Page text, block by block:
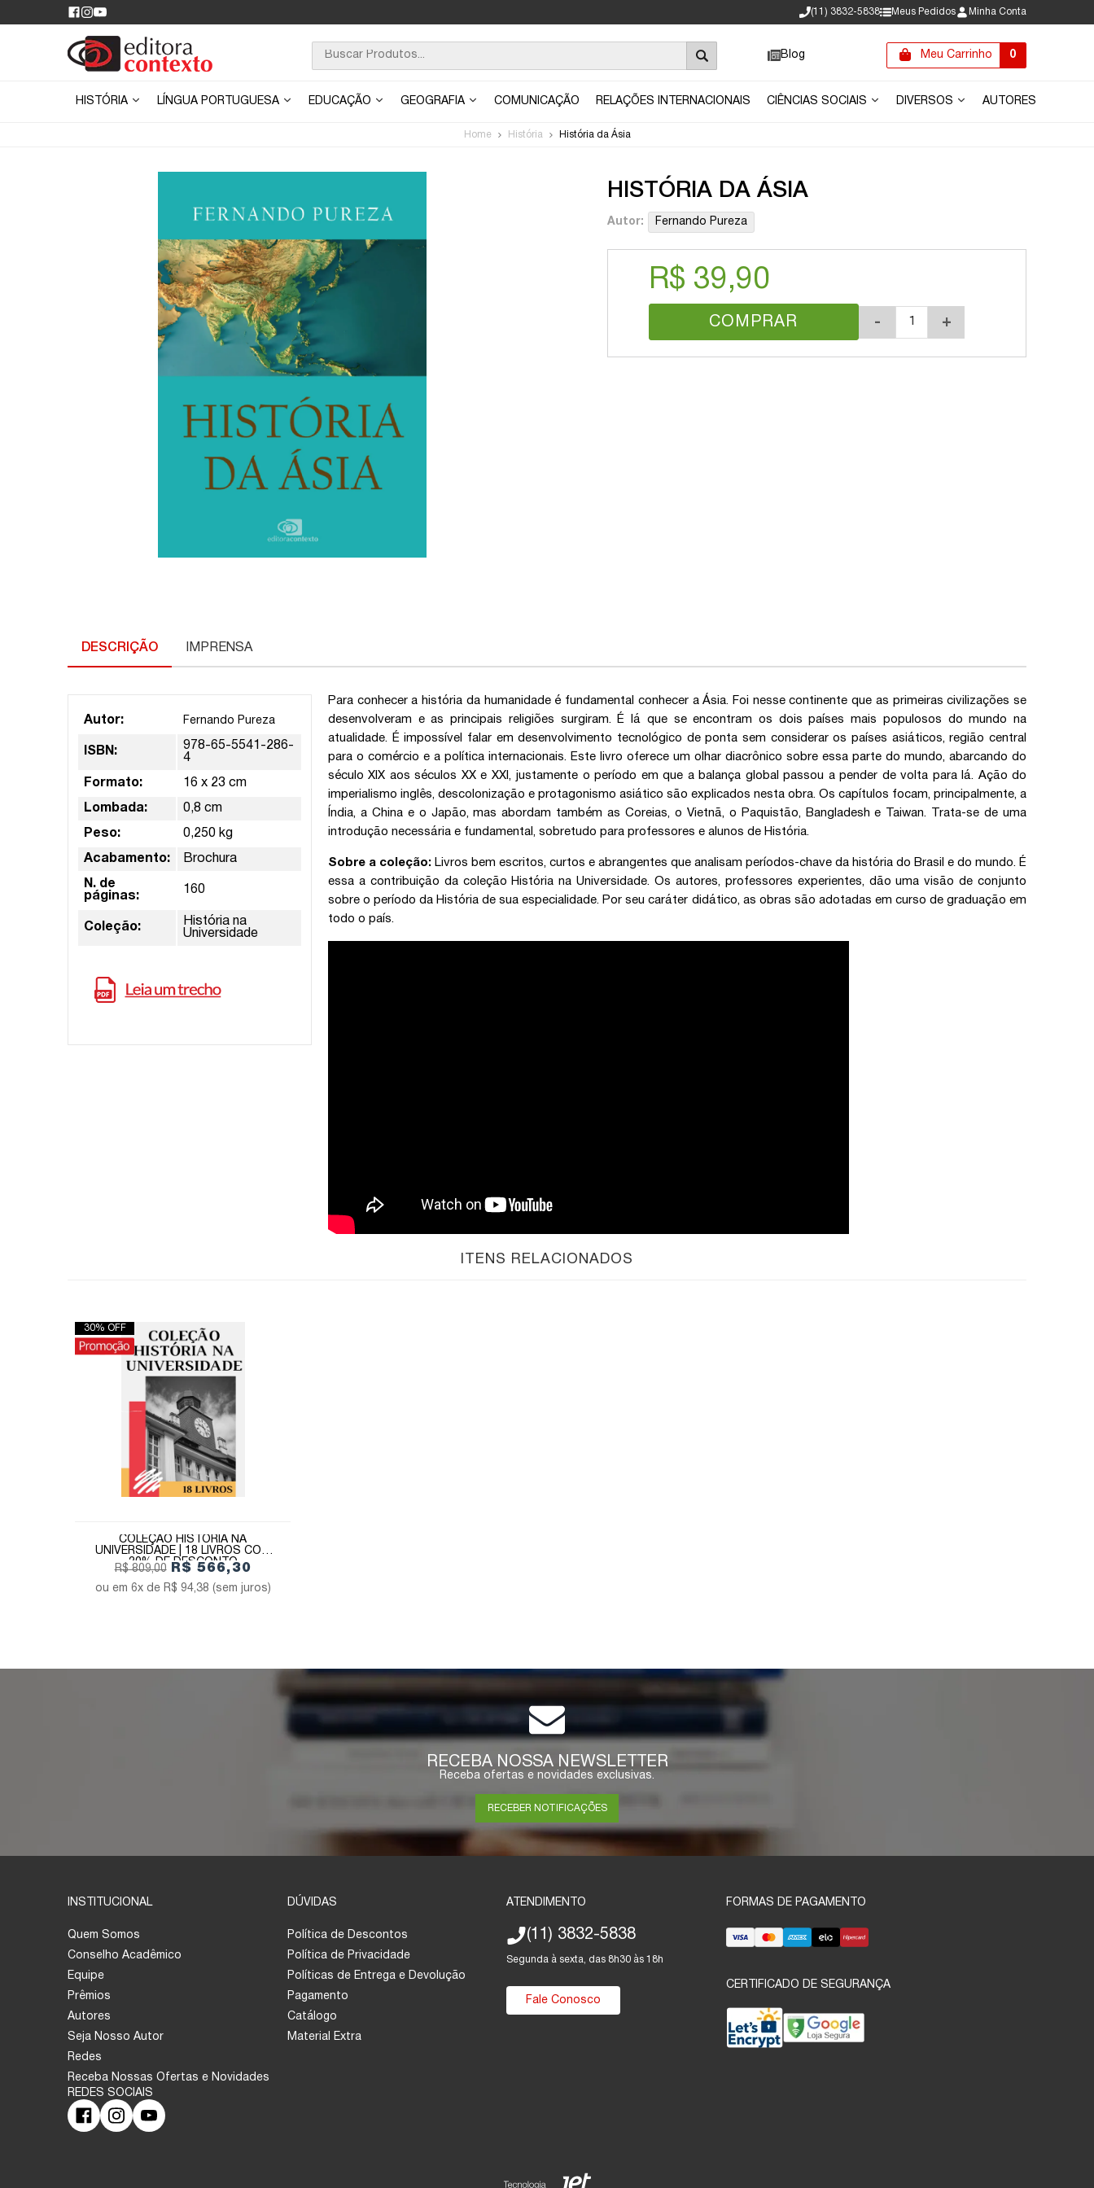
(11) 3832-5838 Meus Pedidos Minha Conta
Blog Meu Carrinho 0
HISTÓRIA LÍNGUA PORTUGUESA EDUCAÇÃO GEOGRAFIA COMUNICAÇÃO RELAÇÕES INTERNACIONAIS CIÊNCIAS SOCIAIS DIVERSOS AUTORES
Home História História da Ásia
HISTÓRIA DA ÁSIA
Autor: Fernando Pureza
R$ 39,90
COMPRAR - +
DESCRIÇÃO IMPRENSA
Autor: Fernando Pureza
ISBN:
978-65-5541-286-
4
Formato: 16 x 23 cm
Lombada: 0,8 cm
Peso: 0,250 kg
Acabamento: Brochura
N. de
páginas:
160
Coleção:
História na
Universidade
Para conhecer a história da humanidade é fundamental conhecer a Ásia. Foi nesse continente que as primeiras civilizações se
desenvolveram e as principais religiões surgiram. É lá que se encontram os dois países mais populosos do mundo na
atualidade. É impossível falar em desenvolvimento tecnológico de ponta sem considerar os países asiáticos, região central
para o comércio e a política internacionais. Este livro oferece um olhar diacrônico sobre essa parte do mundo, abarcando do
século XIX aos séculos XX e XXI, justamente o período em que a balança global passou a pender de volta para lá. Ação do
imperialismo inglês, descolonização e protagonismo asiático são explicados nesta obra. Os capítulos focam, principalmente, a
Índia, a China e o Japão, mas abordam também as Coreias, o Vietnã, o Paquistão, Bangladesh e Taiwan. Trata-se de uma
introdução necessária e fundamental, sobretudo para professores e alunos de História.
Sobre a coleção: Livros bem escritos, curtos e abrangentes que analisam períodos-chave da história do Brasil e do mundo. É
essa a contribuição da coleção História na Universidade. Os autores, professores experientes, dão uma visão de conjunto
sobre o período da História de sua especialidade. Por seu caráter didático, as obras são adotadas em curso de graduação em
todo o país.
ITENS RELACIONADOS
30% OFF
COLEÇÃO HISTÓRIA NA
UNIVERSIDADE | 18 LIVROS COM
30% DE DESCONTO
R$ 809,00 R$ 566,30
6x de R$ 94,38 (sem juros)
RECEBA NOSSA NEWSLETTER
Receba ofertas e novidades exclusivas.
RECEBER NOTIFICAÇÕES
INSTITUCIONAL
Quem Somos
Conselho Acadêmico
Equipe
Prêmios
Autores
Seja Nosso Autor
Redes
Receba Nossas Ofertas e Novidades
DÚVIDAS
Política de Descontos
Política de Privacidade
Políticas de Entrega e Devolução
Pagamento
Catálogo
Material Extra
ATENDIMENTO
(11) 3832-5838
Segunda à sexta, das 8h30 às 18h
Fale Conosco
FORMAS DE PAGAMENTO
CERTIFICADO DE SEGURANÇA